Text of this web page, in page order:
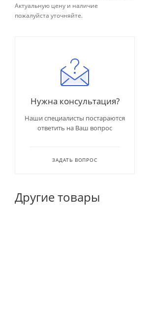
Актуальную цену и наличие
пожалуйста уточняйте.
Нужна консультация?
Наши специалисты постараются
ответить на Ваш вопрос
ЗАДАТЬ ВОПРОС
Другие товары